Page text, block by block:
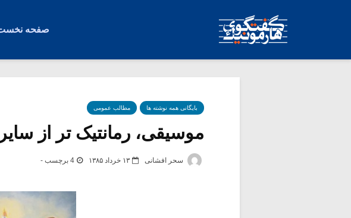
صفحه
بایگانی همه نوشته ها مطالب عمومی
موسیقی، رمانتیک تر از
سحر افشانی ۱۳ خرداد ۱۳۸۵ 4 برچسب -